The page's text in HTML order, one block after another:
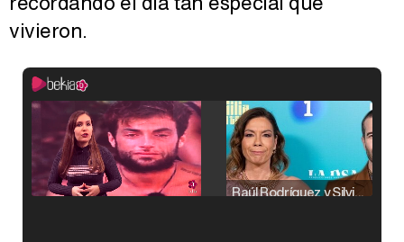
vivieron.
Raúl Rodríguez y Silvia Taulés nos cuentan su papel en 'La familia de la tele'